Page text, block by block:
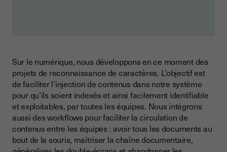
Sur le numérique, nous développons en ce moment des
projets de reconnaissance de caractères. L’objectif est
de faciliter l’injection de contenus dans notre système
pour qu’ils soient indexés et ainsi facilement identifiable
et exploitables, par toutes les équipes. Nous intégrons
aussi des workflows pour faciliter la circulation de
contenus entre les équipes : avoir tous les documents au
bout de la souris, maitriser la chaîne documentaire,